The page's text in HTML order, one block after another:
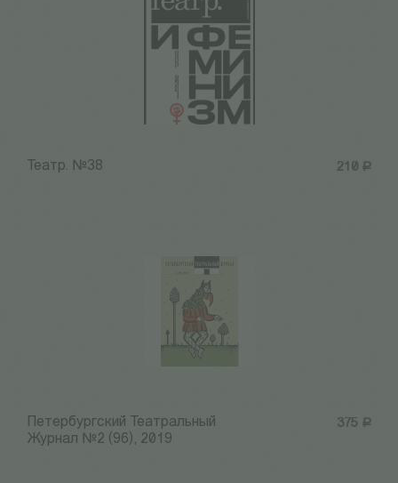
210 Р
Театр. №38
375 Р
Петербургский Театральный
Журнал №2 (96), 2019